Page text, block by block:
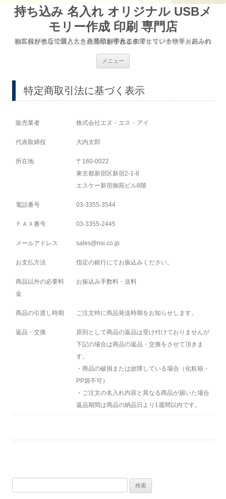
持ち込み 名入れ オリジナル USBメ
モリー作成 印刷 専門店
お客様が他店で購入した商品やお手元に在庫している物等お好みの物にお好きな位置と大きさで印刷できるのでオリジナリティあふれた商品が作れます
メニュー
ツ
へ
移
特定商取引法に基づく表示
販売業者 株式会社エヌ・エス・アイ
代表取締役 大内太郎
所在地
〒160-0022
東京都新宿区新宿2-1-8
エスケー新宿御苑ビル8階
電話番号 03-3355-3544
ＦＡＸ番号 03-3355-2445
メールアドレス sales@nsi.co.jp
お支払方法 指定の銀行にてお振込みください。
商品以外の必要料
金
お振込み手数料・送料
商品の引渡し時期 ご注文時に商品発送時期をお知らせします。
返品・交換
原則として商品の返品は受け付けておりませんが
下記の場合は商品の返品・交換をさせて頂きま
す。
・商品の破損または故障している場合（化粧箱・
PP袋不可）
・ご注文の名入れ内容と異なる商品が届いた場合
返品期間は商品の納品日より1週間以内です。